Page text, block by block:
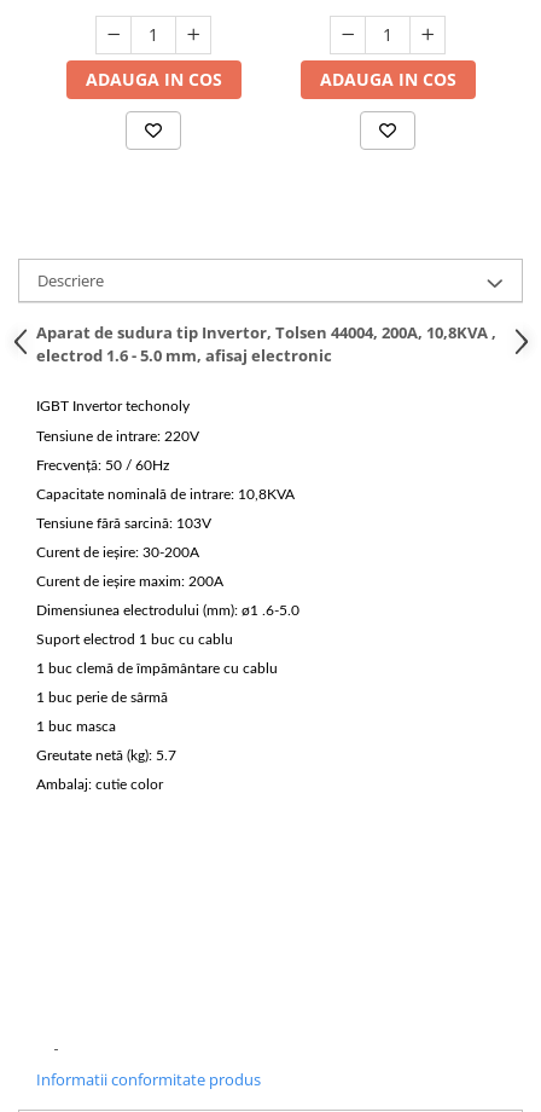
Hote bucatarie
Consumabile
Hota tavan
Hote cupolare
Hote decorative
Hote traditionale
Masini de Spalat Rufe & Uscatoare
Accesorii masini de spalat &
Masini automate de spalat rufe
Masini de spalat rufe cu uscator
Masini de spalat rufe verticale
Uscatoare de rufe
Masini de spalat vase
Masini de spalat vase incorporabile
independente
Motoburghiu/Foreza pamant
Pachete Incorporabile
Pirostrii & Arzatoare
Plasa umbrire
Unelte Gradinarit
ADAUGA IN COS ADAUGA IN COS
Descriere
Aparat de sudura tip Invertor, Tolsen 44004, 200A, 10,8KVA ,
electrod 1.6 - 5.0 mm, afisaj electronic
IGBT Invertor techonoly
Tensiune de intrare: 220V
Frecvență: 50 / 60Hz
Capacitate nominală de intrare: 10,8KVA
Tensiune fără sarcină: 103V
Curent de ieșire: 30-200A
Curent de ieșire maxim: 200A
Dimensiunea electrodului (mm): ø1 .6-5.0
Suport electrod 1 buc cu cablu
1 buc clemă de împământare cu cablu
1 buc perie de sârmă
1 buc masca
Greutate netă (kg): 5.7
Ambalaj: cutie color
Informatii conformitate produs